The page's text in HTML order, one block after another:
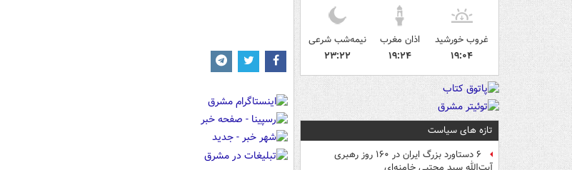
غروب خورشید
۱۹:۰۴
اذان مغرب
۱۹:۲۴
نیمه‌شب شرعی
۲۳:۲۲
تازه های سیاست
۶ دستاورد بزرگ ایران در ۱۶۰ روز رهبری